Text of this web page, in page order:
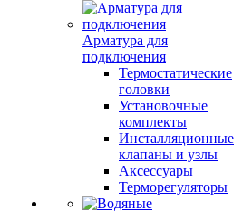
Арматура для
подключения
Термостатические
головки
Установочные
комплекты
Инсталляционные
клапаны и узлы
Аксессуары
Терморегуляторы